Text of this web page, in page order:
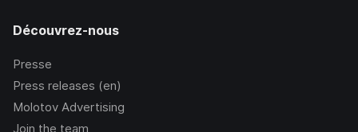
Découvrez-nous
Presse
Press releases (en)
Molotov Advertising
Join the team